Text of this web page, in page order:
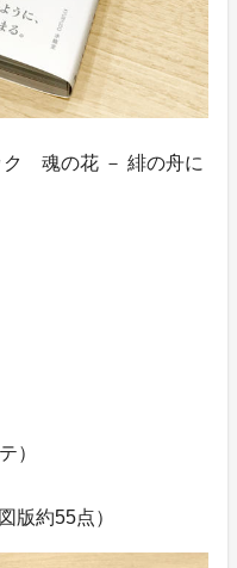
魂の花 － 緋の舟に
）
約55点）